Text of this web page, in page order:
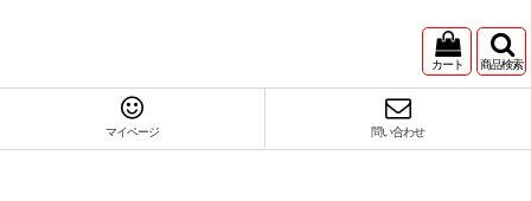
カート 商品検索
マイページ 問い合わせ